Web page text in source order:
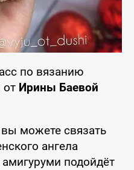
по вязанию
от Ирины Баевой
можете связать
ангела
подойдёт